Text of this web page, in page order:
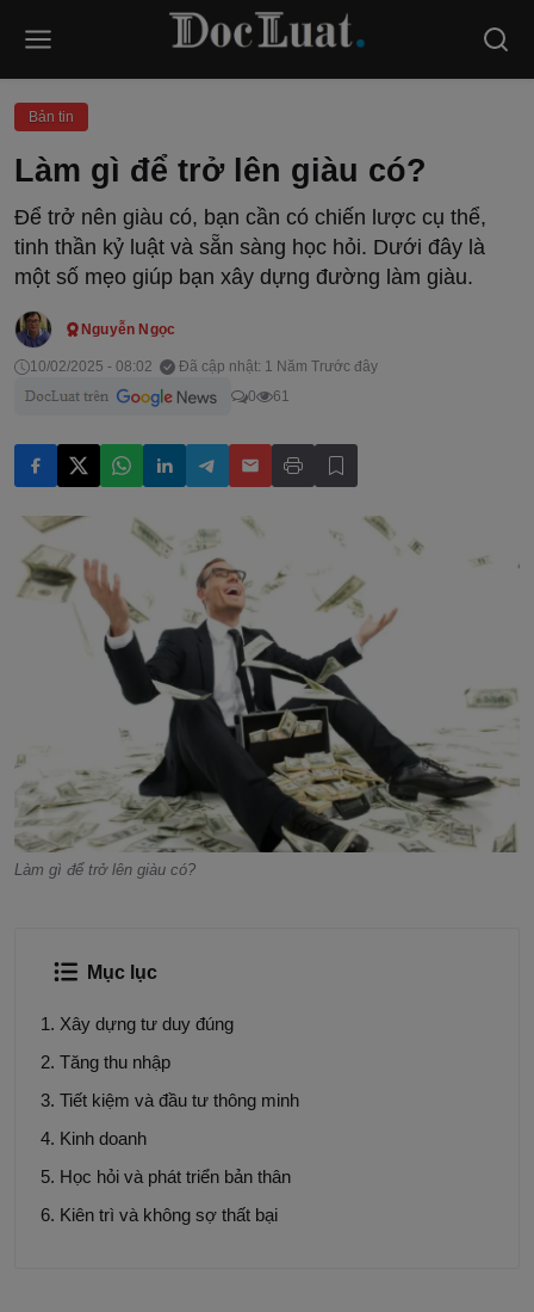
Bản tin
Làm gì để trở lên giàu có?
Để trở nên giàu có, bạn cần có chiến lược cụ thể,
tinh thần kỷ luật và sẵn sàng học hỏi. Dưới đây là
một số mẹo giúp bạn xây dựng đường làm giàu.
Nguyễn Ngọc
10/02/2025 - 08:02
Đã cập nhật: 1 Năm Trước đây
0
61
Làm gì để trở lên giàu có?
Mục lục
Xây dựng tư duy đúng
Tăng thu nhập
Tiết kiệm và đầu tư thông minh
Kinh doanh
Học hỏi và phát triển bản thân
Kiên trì và không sợ thất bại